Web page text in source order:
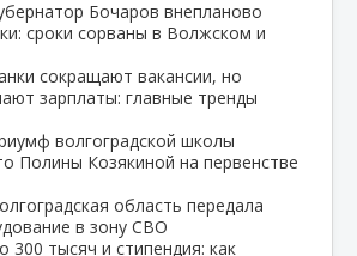
Бочаров внепланово
сроки сорваны в Волжском и
сокращают вакансии, но
зарплаты: главные тренды
волгоградской школы
Полины Козякиной на первенстве
область передала
в зону СВО
300 тысяч и стипендия: как